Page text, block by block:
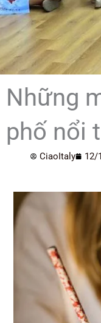
Những
phố nổi
CiaoItaly 12/